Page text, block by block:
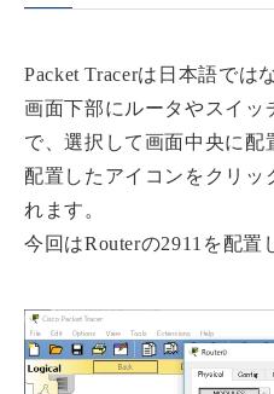
Packet Tracerは日本語では
画面下部にルータやスイッ
で、選択して画面中央に配
配置したアイコンをクリッ
れます。
今回はRouterの2911を配置